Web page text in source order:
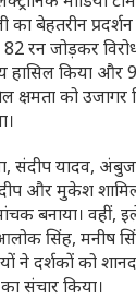
का बेहतरीन
रन जोड़कर
किया और
को उजागर
संदीप यादव,
और मुकेश
बनाया। वहीं,
सिंह, मनीष
ने दर्शकों को
संचार किया।